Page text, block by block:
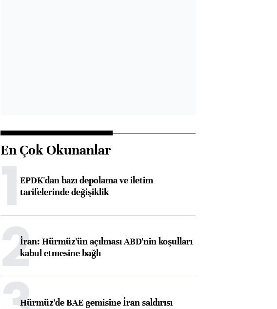
En Çok Okunanlar
1EPDK'dan bazı depolama ve iletim
tarifelerinde değişiklik
2İran: Hürmüz'ün açılması ABD'nin koşulları
kabul etmesine bağlı
Hürmüz'de BAE gemisine İran saldırısı